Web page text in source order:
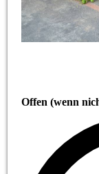
Offen (wenn